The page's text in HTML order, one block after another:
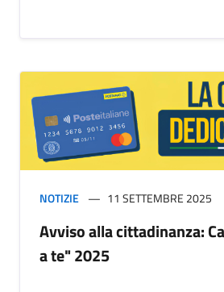
NOTIZIE 11 SETTEMBRE 2025
Avviso alla cittadinanza:
a te" 2025